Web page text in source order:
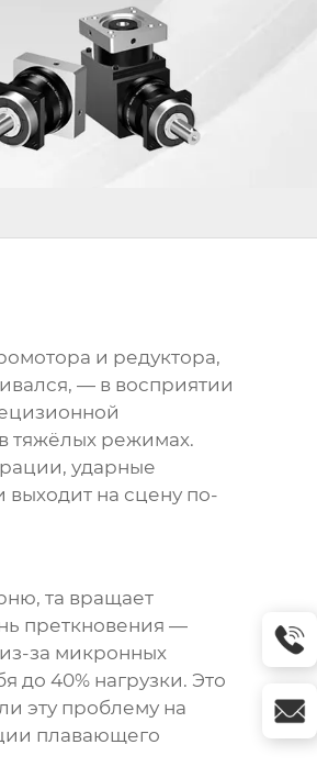
и редуктора,
— в восприятии
тяжёлых режимах.
ударные
выходит на сцену по-
та вращает
преткновения —
за микронных
до 40% нагрузки. Это
эту проблему на
плавающего